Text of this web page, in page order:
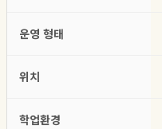
운영 형태
위치
학업환경